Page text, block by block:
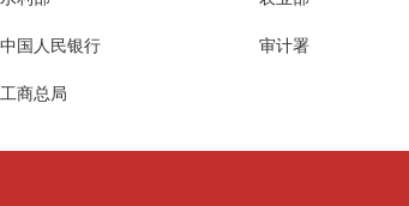
中国人民银行 审计署
工商总局